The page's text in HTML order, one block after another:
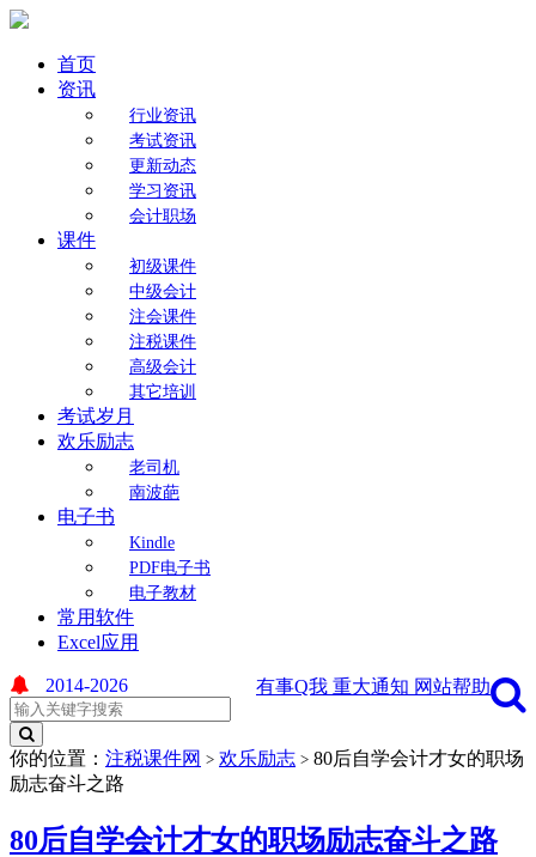
首页
资讯
行业资讯
考试资讯
更新动态
学习资讯
会计职场
课件
初级课件
中级会计
注会课件
注税课件
高级会计
其它培训
考试岁月
欢乐励志
老司机
南波葩
电子书
Kindle
PDF电子书
电子教材
常用软件
Excel应用
有事Q我 重大通知 网站帮助
2014-2026
你的位置： 注税课件网 > 欢乐励志 > 80后自学会计才女的职场
励志奋斗之路
80后自学会计才女的职场励志奋斗之路